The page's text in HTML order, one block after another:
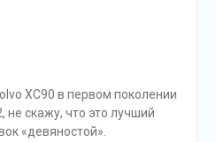
ХС90 в первом поколении
не скажу, что это лучший
«девяностой».